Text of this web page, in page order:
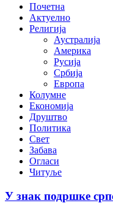
Почетна
Актуелно
Религија
Аустралија
Америка
Русија
Србија
Европа
Колумне
Економија
Друштво
Политика
Свет
Забава
Огласи
Читуље
У знак подршке